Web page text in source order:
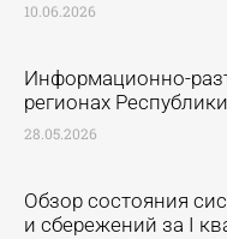
10.06.2026
Информационно-
регионах
28.05.2026
Обзор состояния
и сбережений за I